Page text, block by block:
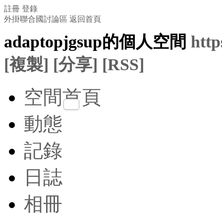
註冊 登錄
外掛聯合國討論區 返回首頁
adaptopjgsup的個人空間
[複製] [分享] [RSS]
空間首頁
動態
記錄
日誌
相冊